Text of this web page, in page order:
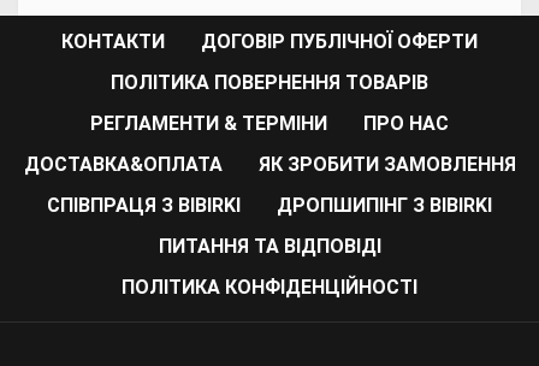
КОНТАКТИ
ДОГОВІР ПУБЛІЧНОЇ ОФЕРТИ
ПОЛІТИКА ПОВЕРНЕННЯ ТОВАРІВ
РЕГЛАМЕНТИ & ТЕРМІНИ
ПРО НАС
ДОСТАВКА&ОПЛАТА
ЯК ЗРОБИТИ ЗАМОВЛЕННЯ
СПІВПРАЦЯ З BIBIRKI
ДРОПШИПІНГ З BIBIRKI
ПИТАННЯ ТА ВІДПОВІДІ
ПОЛІТИКА КОНФІДЕНЦІЙНОСТІ